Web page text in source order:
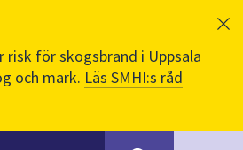
för skogsbrand i Uppsala
och mark. Läs SMHI:s råd